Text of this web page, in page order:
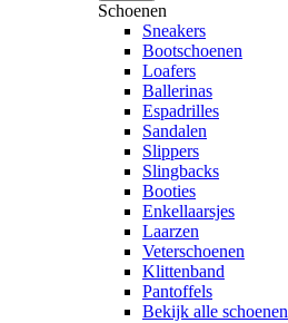
Schoenen
Sneakers
Bootschoenen
Loafers
Ballerinas
Espadrilles
Sandalen
Slippers
Slingbacks
Booties
Enkellaarsjes
Laarzen
Veterschoenen
Klittenband
Pantoffels
Bekijk alle schoenen